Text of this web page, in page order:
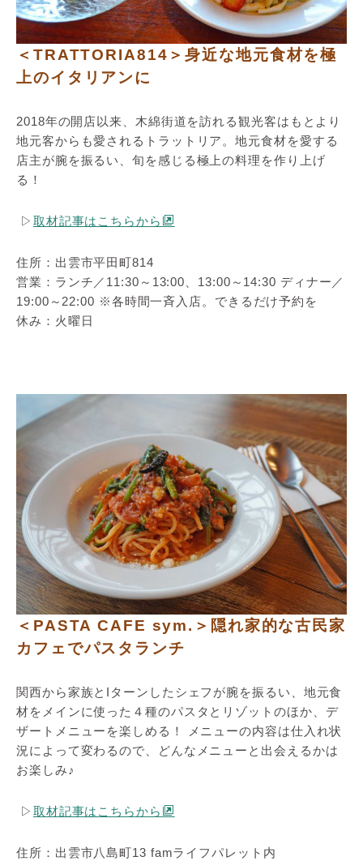
＜TRATTORIA814＞身近な地元食材を極
上のイタリアンに
2018年の開店以来、木綿街道を訪れる観光客はもとより
地元客からも愛されるトラットリア。地元食材を愛する
店主が腕を振るい、旬を感じる極上の料理を作り上げ
る！
▷ 取材記事はこちらから
住所：出雲市平田町814
営業：ランチ／11:30～13:00、13:00～14:30 ディナー／
19:00～22:00 ※各時間一斉入店。できるだけ予約を
休み：火曜日
＜PASTA CAFE sym.＞隠れ家的な古民家
カフェでパスタランチ
関西から家族とIターンしたシェフが腕を振るい、地元食
材をメインに使った４種のパスタとリゾットのほか、デ
ザートメニューを楽しめる！ メニューの内容は仕入れ状
況によって変わるので、どんなメニューと出会えるかは
お楽しみ♪
▷ 取材記事はこちらから
住所：出雲市八島町13 famライフパレット内